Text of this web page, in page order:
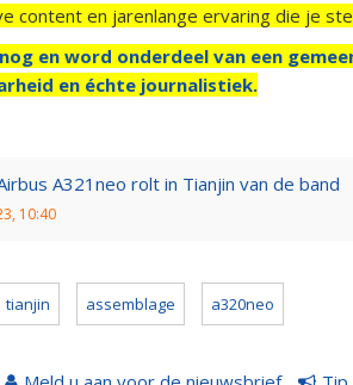
content en jarenlange ervaring die je
en word onderdeel van een
en échte journalistiek.
A321neo rolt in Tianjin van de band
10:40
tianjin assemblage a320neo